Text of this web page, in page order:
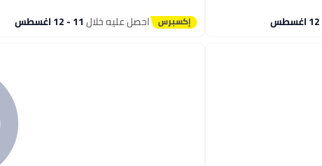
احصل عليه خلال11 - 12 اغسطس